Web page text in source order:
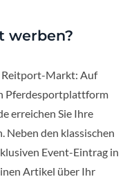
werben?
Reitport-Markt: Auf
Pferdesportplattform
erreichen Sie Ihre
Neben den klassischen
Event-Eintrag in
Artikel über Ihr